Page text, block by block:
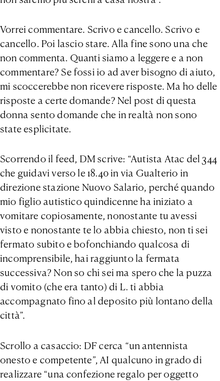
Vorrei commentare. Scrivo e cancello. Scrivo e
cancello. Poi lascio stare. Alla fine sono una che
non commenta. Quanti siamo a leggere e a non
commentare? Se fossi io ad aver bisogno di aiuto,
mi scoccerebbe non ricevere risposte. Ma ho delle
risposte a certe domande? Nel post di questa
donna sento domande che in realtà non sono
state esplicitate.
Scorrendo il feed, DM scrive: “Autista Atac del 344
che guidavi verso le 18.40 in via Gualterio in
direzione stazione Nuovo Salario, perché quando
mio figlio autistico quindicenne ha iniziato a
vomitare copiosamente, nonostante tu avessi
visto e nonostante te lo abbia chiesto, non ti sei
fermato subito e bofonchiando qualcosa di
incomprensibile, hai raggiunto la fermata
successiva? Non so chi sei ma spero che la puzza
di vomito (che era tanto) di L. ti abbia
accompagnato fino al deposito più lontano della
città”.
Scrollo a casaccio: DF cerca “un antennista
onesto e competente”, AI qualcuno in grado di
realizzare “una confezione regalo per oggetto